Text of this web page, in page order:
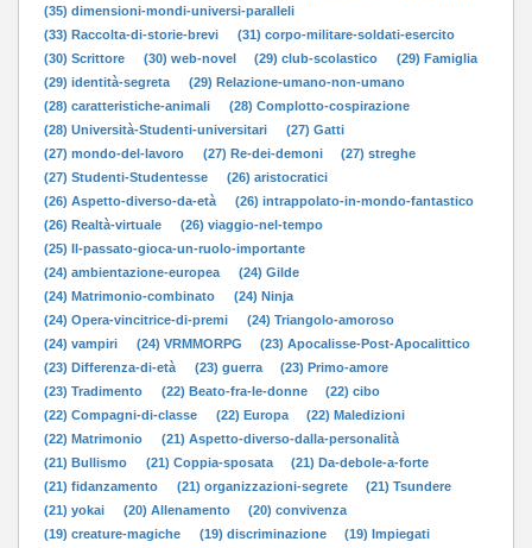
(35) dimensioni-mondi-universi-paralleli
(33) Raccolta-di-storie-brevi
(31) corpo-militare-soldati-esercito
(30) Scrittore
(30) web-novel (29) club-scolastico
(29) Famiglia
(29) identità-segreta
(29) Relazione-umano-non-umano
(28) caratteristiche-animali
(28) Complotto-cospirazione
(28) Università-Studenti-universitari
(27) Gatti
(27) mondo-del-lavoro
(27) Re-dei-demoni
(27) streghe
(27) Studenti-Studentesse
(26) aristocratici
(26) Aspetto-diverso-da-età
(26) intrappolato-in-mondo-fantastico
(26) Realtà-virtuale
(26) viaggio-nel-tempo
(25) Il-passato-gioca-un-ruolo-importante
(24) ambientazione-europea
(24) Gilde
(24) Matrimonio-combinato
(24) Ninja
(24) Opera-vincitrice-di-premi
(24) Triangolo-amoroso
(24) vampiri
(24) VRMMORPG
(23) Apocalisse-Post-Apocalittico
(23) Differenza-di-età
(23) guerra
(23) Primo-amore
(23) Tradimento
(22) Beato-fra-le-donne
(22) cibo
(22) Compagni-di-classe
(22) Europa
(22) Maledizioni
(22) Matrimonio
(21) Aspetto-diverso-dalla-personalità
(21) Bullismo
(21) Coppia-sposata
(21) Da-debole-a-forte
(21) fidanzamento
(21) organizzazioni-segrete
(21) Tsundere
(21) yokai
(20) Allenamento
(20) convivenza
(19) creature-magiche
(19) discriminazione
(19) Impiegati